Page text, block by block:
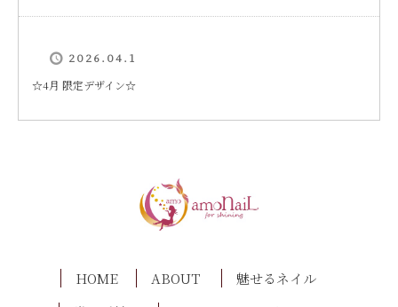
2026.04.1
☆4月 限定デザイン☆
HOME ABOUT
魅せるネイル